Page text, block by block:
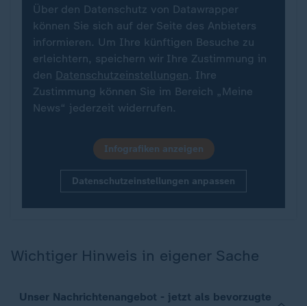
Über den Datenschutz von Datawrapper
können Sie sich auf der Seite des Anbieters
informieren. Um Ihre künftigen Besuche zu
erleichtern, speichern wir Ihre Zustimmung in
den Datenschutzeinstellungen. Ihre
Zustimmung können Sie im Bereich „Meine
News“ jederzeit widerrufen.
Infografiken anzeigen
Datenschutzeinstellungen anpassen
Wichtiger Hinweis in eigener Sache
Unser Nachrichtenangebot - jetzt als bevorzugte